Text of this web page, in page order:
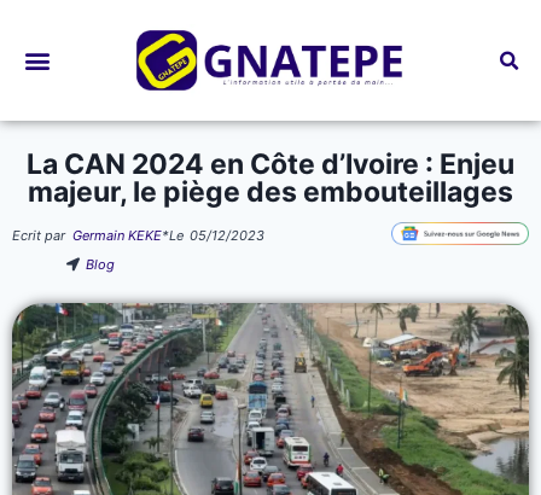
La CAN 2024 en Côte d’Ivoire : Enjeu
majeur, le piège des embouteillages
Ecrit par Germain KEKE*Le 05/12/2023
Blog